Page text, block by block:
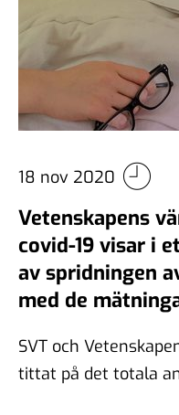
18 nov 2020
Vetenskapens
covid-19 visar i
av spridningen
med de
SVT och
tittat på det totala